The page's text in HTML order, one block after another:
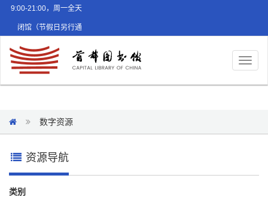
9:00-21:00，周一全天
闭馆（节假日另行通
数字资源
资源导航
类别